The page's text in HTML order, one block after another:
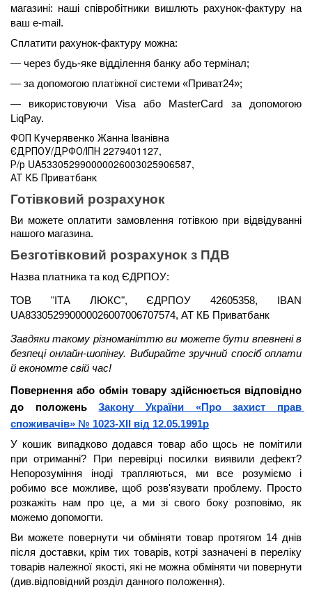
магазині: наші співробітники вишлють рахунок-фактуру на
ваш e-mail.
Сплатити рахунок-фактуру можна:
— через будь-яке відділення банку або термінал;
— за допомогою платіжної системи «Приват24»;
— використовуючи Visa або MasterCard за допомогою
LiqPay.
ФОП Кучерявенко Жанна Іванівна
ЄДРПОУ/ДРФО/ІПН 2279401127,
Р/р UA533052990000026003025906587,
АТ КБ Приватбанк
Готівковий розрахунок
Ви можете оплатити замовлення готівкою при відвідуванні
нашого магазина.
Безготівковий розрахунок з ПДВ
Назва платника та код ЄДРПОУ:
ТОВ "ІТА ЛЮКС", ЄДРПОУ 42605358, IBAN
UA833052990000026007006707574, АТ КБ Приватбанк
Завдяки такому різноманіттю ви можете бути впевнені в
безпеці онлайн-шопінгу. Вибирайте зручний спосіб оплати
й економте свій час!
Повернення або обмін товару здійснюється відповідно
до положень Закону України «Про захист прав
споживачів» № 1023-XII від 12.05.1991р
У кошик випадково додався товар або щось не помітили
при отриманні? При перевірці посилки виявили дефект?
Непорозуміння іноді трапляються, ми все розуміємо і
робимо все можливе, щоб розв'язувати проблему. Просто
розкажіть нам про це, а ми зі свого боку розповімо, як
можемо допомогти.
Ви можете повернути чи обміняти товар протягом 14 днів
після доставки, крім тих товарів, котрі зазначені в переліку
товарів належної якості, які не можна обміняти чи повернути
(див.відповідний розділ данного положення).